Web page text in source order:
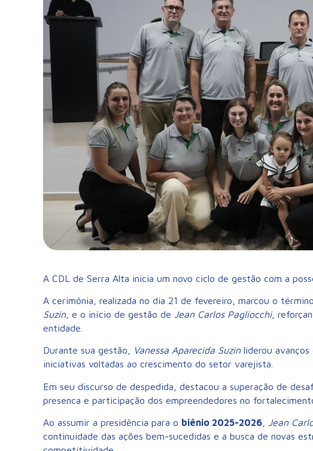
A CDL de Serra Alta inicia um novo ciclo de gestão com a
A cerimônia, realizada no dia 21 de fevereiro, marcou o
Suzin, e o início de gestão de Jean Carlos Pagliocchi,
entidade.
Durante sua gestão, Vanessa Aparecida Suzinliderou avanços
iniciativas voltadas ao crescimento do setor varejista.
Em seu discurso de despedida, destacou a superação de
presenca e participação dos empreendedores no
Ao assumir a presidência para o biênio 2025-2026 Jean
continuidade das ações bem-sucedidas e a busca de novas